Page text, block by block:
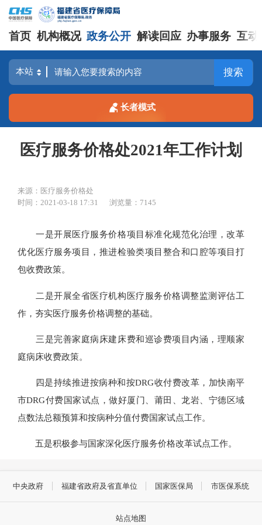
首页 机构概况 政务公开 解读回应 办事服务 互动
搜索
长者模式
医疗服务价格处2021年工作计划
来源：医疗服务价格处
时间：2021-03-18 17:31
浏览量：7145
一是开展医疗服务价格项目标准化规范化治理，改革
优化医疗服务项目，推进检验类项目整合和口腔等项目打
包收费政策。
二是开展全省医疗机构医疗服务价格调整监测评估工
作，夯实医疗服务价格调整的基础。
三是完善家庭病床建床费和巡诊费项目内涵，理顺家
庭病床收费政策。
四是持续推进按病种和按DRG收付费改革，加快南平
市DRG付费国家试点，做好厦门、莆田、龙岩、宁德区域
点数法总额预算和按病种分值付费国家试点工作。
五是积极参与国家深化医疗服务价格改革试点工作。
中央政府 福建省政府及省直单位 国家医保局 市医保系统
站点地图